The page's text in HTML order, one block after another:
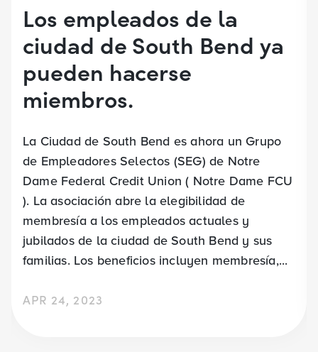
Los empleados de la
ciudad de South Bend ya
pueden hacerse
miembros.
La Ciudad de South Bend es ahora un Grupo
de Empleadores Selectos (SEG) de Notre
Dame Federal Credit Union ( Notre Dame FCU
). La asociación abre la elegibilidad de
membresía a los empleados actuales y
jubilados de la ciudad de South Bend y sus
familias. Los beneficios incluyen membresía,...
APR 24, 2023